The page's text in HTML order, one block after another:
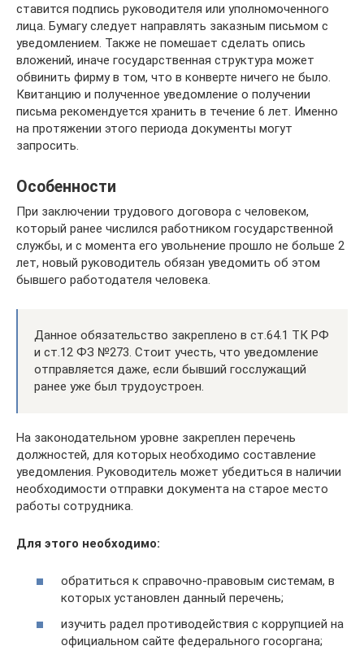
ставится подпись руководителя или уполномоченного
лица. Бумагу следует направлять заказным письмом с
уведомлением. Также не помешает сделать опись
вложений, иначе государственная структура может
обвинить фирму в том, что в конверте ничего не было.
Квитанцию и полученное уведомление о получении
письма рекомендуется хранить в течение 6 лет. Именно
на протяжении этого периода документы могут
запросить.
Особенности
При заключении трудового договора с человеком,
который ранее числился работником государственной
службы, и с момента его увольнение прошло не больше 2
лет, новый руководитель обязан уведомить об этом
бывшего работодателя человека.
Данное обязательство закреплено в ст.64.1 ТК РФ
и ст.12 ФЗ №273. Стоит учесть, что уведомление
отправляется даже, если бывший госслужащий
ранее уже был трудоустроен.
На законодательном уровне закреплен перечень
должностей, для которых необходимо составление
уведомления. Руководитель может убедиться в наличии
необходимости отправки документа на старое место
работы сотрудника.
Для этого необходимо:
обратиться к справочно-правовым системам, в
которых установлен данный перечень;
изучить радел противодействия с коррупцией на
официальном сайте федерального госоргана;